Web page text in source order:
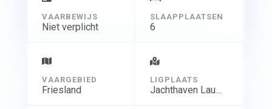
VAARBEWIJS
Niet verplicht
SLAAPPLAATSEN
6
VAARGEBIED
Friesland
LIGPLAATS
Jachthaven Lauwersmeer, Oostmahorn